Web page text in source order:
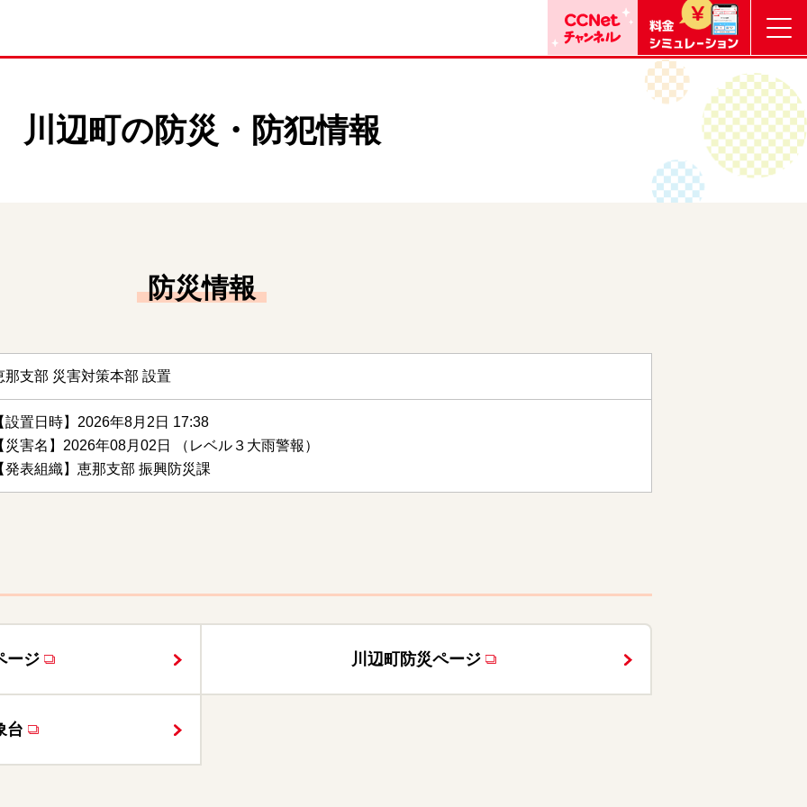
川辺町の防災・防犯情報
防災情報
那支部 災害対策本部 設置
設置日時】2026年8月2日 17:38
災害名】2026年08月02日 （レベル３大雨警報）
発表組織】恵那支部 振興防災課
ージ 川辺町防災ページ
台